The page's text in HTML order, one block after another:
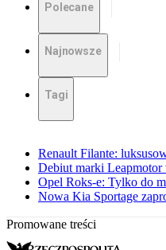
Polecane
Najnowsze
Tagi
Renault Filante:
Debiut marki Leapmotor
Opel Roks-e: Tylko do
Nowa Kia Sportage
Promowane treści